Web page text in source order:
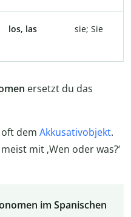
los, las sie; Sie
ersetzt du das
dem Akkusativobjekt.
mit ‚Wen oder was?‘
im Spanischen